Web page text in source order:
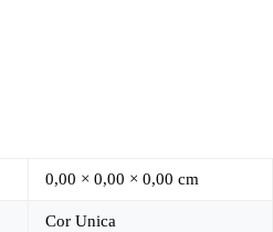
0,00 × 0,00 × 0,00 cm
Cor Unica